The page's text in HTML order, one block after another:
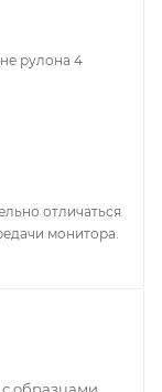
рулона 4
отличаться
монитора.